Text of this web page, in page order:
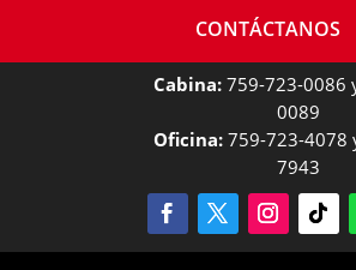
CONTÁCTANOS
Cabina: 759-723-0086
0089
Oficina:759-723-4078
7943